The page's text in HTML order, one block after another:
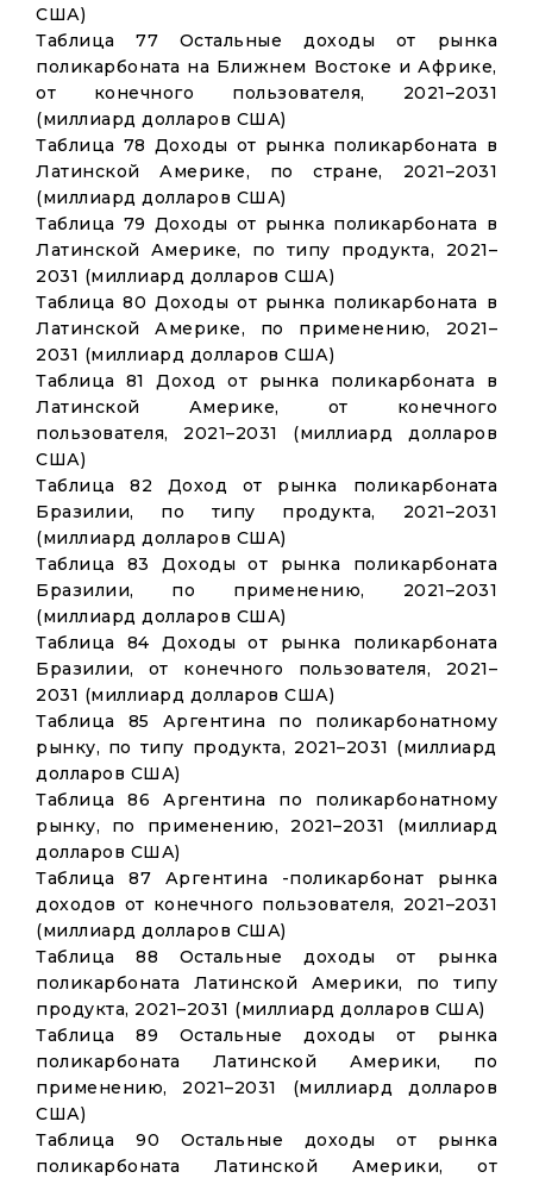
США)
Таблица 77 Остальные доходы от рынка
поликарбоната на Ближнем Востоке и Африке,
от конечного пользователя, 2021–2031
(миллиард долларов США)
Таблица 78 Доходы от рынка поликарбоната в
Латинской Америке, по стране, 2021–2031
(миллиард долларов США)
Таблица 79 Доходы от рынка поликарбоната в
Латинской Америке, по типу продукта, 2021–
2031 (миллиард долларов США)
Таблица 80 Доходы от рынка поликарбоната в
Латинской Америке, по применению, 2021–
2031 (миллиард долларов США)
Таблица 81 Доход от рынка поликарбоната в
Латинской Америке, от конечного
пользователя, 2021–2031 (миллиард долларов
США)
Таблица 82 Доход от рынка поликарбоната
Бразилии, по типу продукта, 2021–2031
(миллиард долларов США)
Таблица 83 Доходы от рынка поликарбоната
Бразилии, по применению, 2021–2031
(миллиард долларов США)
Таблица 84 Доходы от рынка поликарбоната
Бразилии, от конечного пользователя, 2021–
2031 (миллиард долларов США)
Таблица 85 Аргентина по поликарбонатному
рынку, по типу продукта, 2021–2031 (миллиард
долларов США)
Таблица 86 Аргентина по поликарбонатному
рынку, по применению, 2021–2031 (миллиард
долларов США)
Таблица 87 Аргентина -поликарбонат рынка
доходов от конечного пользователя, 2021–2031
(миллиард долларов США)
Таблица 88 Остальные доходы от рынка
поликарбоната Латинской Америки, по типу
продукта, 2021–2031 (миллиард долларов США)
Таблица 89 Остальные доходы от рынка
поликарбоната Латинской Америки, по
применению, 2021–2031 (миллиард долларов
США)
Таблица 90 Остальные доходы от рынка
поликарбоната Латинской Америки, от